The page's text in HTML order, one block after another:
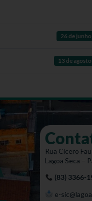
26 de
13 de
Rua Cícero
Lagoa Seca –
(83) 3366-
e-